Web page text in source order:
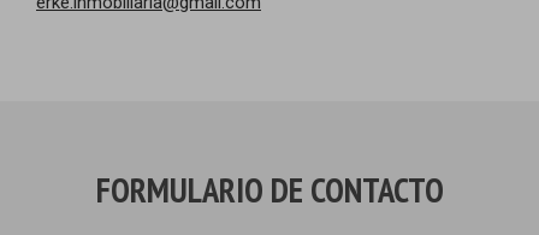
FORMULARIO DE CONTACTO